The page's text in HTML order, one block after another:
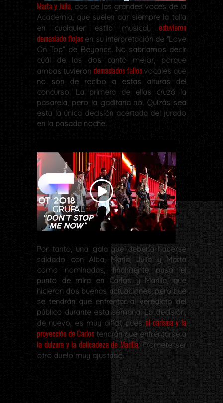
Marta y Julia, dos de las grandes voces de la
Academia, que suelen dar siempre la talla
en cualquier estilo musical,estuvieron
demasiado flojasen su interpretación de “Love
On Top” de Beyonce. No sabríamos decir
cuál de las dos cantó mejor, porque
ambas tuvierondemasiados fallosvocales que
no son de recibo a estas alturas del
concurso. La primera de ellas cruzó la
pasarela, pero la gaditana no. Quizás sea
esta la única decisión acertada del jurado
en la pasada noche.
Por tanto, una gala que debería haberse
saldado con Alba, María, Julia y Marta
como nominadas, finalmente puso el
punto de mira en Carlos y Marilia, que
hicieron dos buenas actuaciones, pero que
se tendrán que enfrentar al veredicto del
público durante esta semana. La decisión,
de nuevo, es muy difícil, puesel carisma y la
proyección de Carlostendrán que enfrentarse a
la dulzura y la delicadeza de Marilia. Promete ser
otro duelo muy ajustado.